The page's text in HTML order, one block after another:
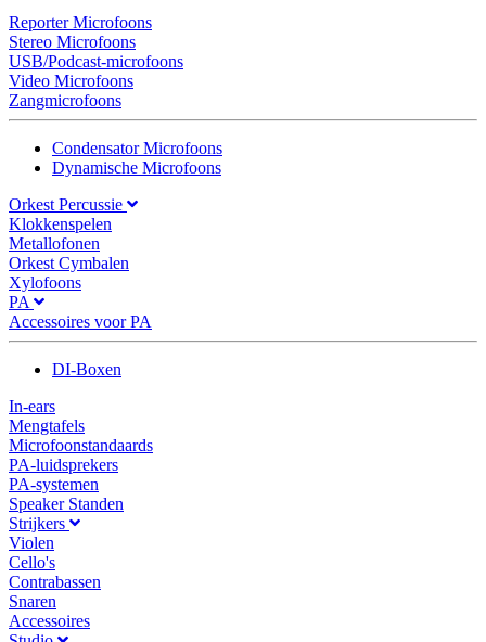
Reporter Microfoons
Stereo Microfoons
USB/Podcast-microfoons
Video Microfoons
Zangmicrofoons
Condensator Microfoons
Dynamische Microfoons
Orkest Percussie
Klokkenspelen
Metallofonen
Orkest Cymbalen
Xylofoons
PA
Accessoires voor PA
DI-Boxen
In-ears
Mengtafels
Microfoonstandaards
PA-luidsprekers
PA-systemen
Speaker Standen
Strijkers
Violen
Cello's
Contrabassen
Snaren
Accessoires